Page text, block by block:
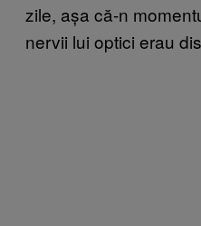
zile, așa că-n
nervii lui optici erau